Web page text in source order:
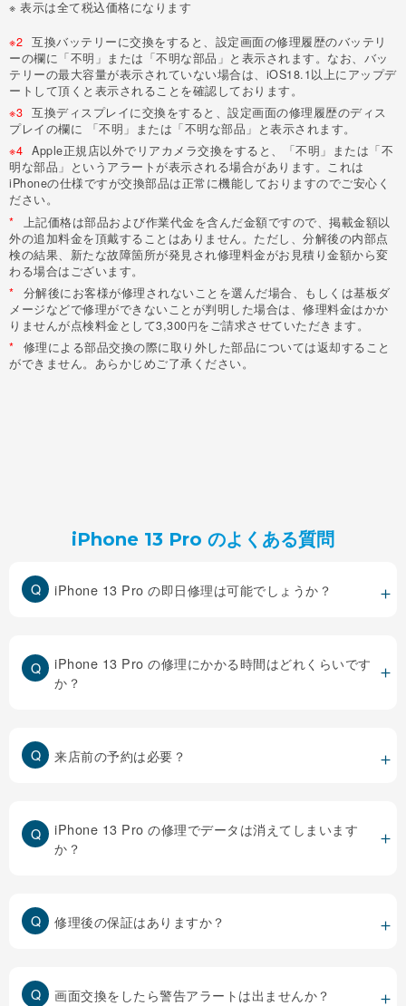
※ 表示は全て税込価格になります
※2 互換バッテリーに交換をすると、設定画面の修理履歴のバッテリ
ーの欄に「不明」または「不明な部品」と表示されます。なお、バッ
テリーの最大容量が表示されていない場合は、iOS18.1以上にアップデ
ートして頂くと表示されることを確認しております。
※3 互換ディスプレイに交換をすると、設定画面の修理履歴のディス
プレイの欄に 「不明」または「不明な部品」と表示されます。
※4 Apple正規店以外でリアカメラ交換をすると、「不明」または「不
明な部品」というアラートが表示される場合があります。これは
iPhoneの仕様ですが交換部品は正常に機能しておりますのでご安心く
ださい。
*
上記価格は部品および作業代金を含んだ金額ですので、掲載金額以
外の追加料金を頂戴することはありません。ただし、分解後の内部点
検の結果、新たな故障箇所が発見され修理料金がお見積り金額から変
わる場合はございます。
*
分解後にお客様が修理されないことを選んだ場合、もしくは基板ダ
メージなどで修理ができないことが判明した場合は、修理料金はかか
りませんが点検料金として3,300円をご請求させていただきます。
*
修理による部品交換の際に取り外した部品については返却すること
ができません。あらかじめご了承ください。
iPhone 13 Pro のよくある質問
iPhone 13 Pro の即日修理は可能でしょうか？
iPhone 13 Pro の修理にかかる時間はどれくらいです
か？
来店前の予約は必要？
iPhone 13 Pro の修理でデータは消えてしまいます
か？
修理後の保証はありますか？
画面交換をしたら警告アラートは出ませんか？